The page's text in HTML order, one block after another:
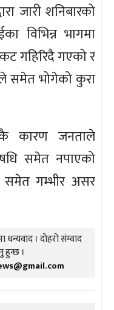
जारी शनिबारको
विभिन्न भागमा
गहिरिदै गएको र
समेत भोगेको कुरा
कारण जनताले
समेत नपाएको
समेत गम्भीर असर
धन्यवाद । दोहरो संम्वाद
हुन्छ ।